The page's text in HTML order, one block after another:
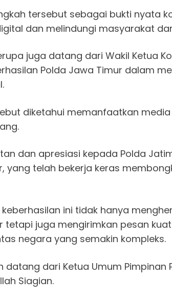
tersebut sebagai bukti nyata
dan melindungi masyarakat
juga datang dari Wakil Ketua
Polda Jawa Timur dalam
diketahui memanfaatkan
dan apresiasi kepada Polda
yang telah bekerja keras
keberhasilan ini tidak hanya
tetapi juga mengirimkan pesan
negara yang semakin kompleks.
datang dari Ketua Umum Pimpinan
Siagian.